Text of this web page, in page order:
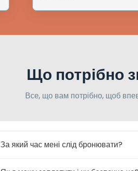
Що потрібно
Все, що вам потрібно, щоб
За який час мені слід бронювати?